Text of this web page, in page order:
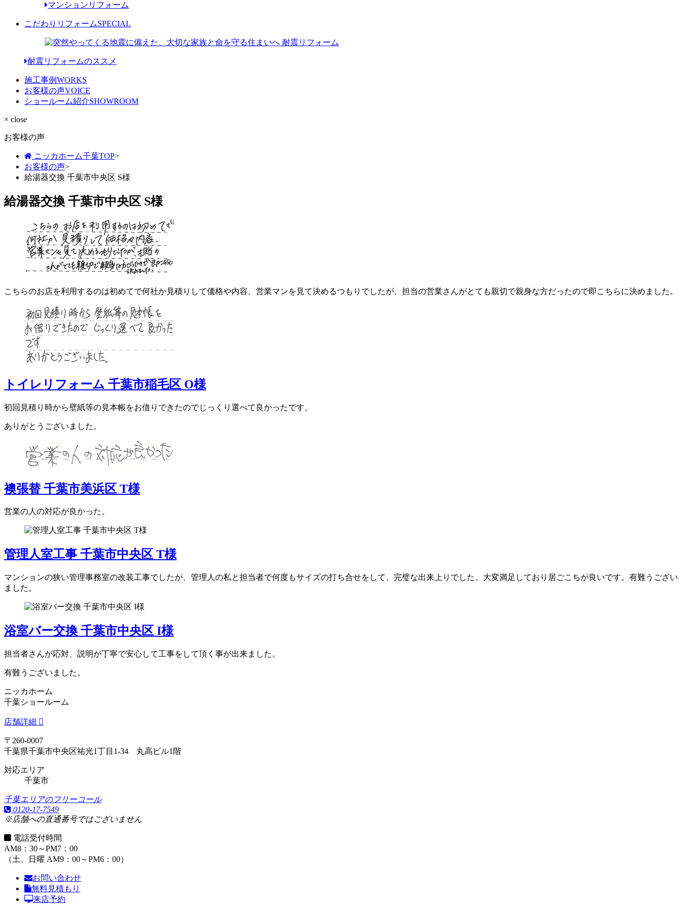
マンションリフォーム
こだわりリフォームSPECIAL
耐震リフォームのススメ
施工事例WORKS
お客様の声VOICE
ショールーム紹介SHOWROOM
× close
お客様の声
ニッカホーム千葉TOP>
お客様の声>
給湯器交換 千葉市中央区 S様
給湯器交換 千葉市中央区 S様
こちらのお店を利用するのは初めてで何社か見積りして価格や内容、営業マンを見て決めるつもりでしたが、担当の営業さんがとても親切で親身な方だったので即こちらに決めました。
トイレリフォーム 千葉市稲毛区 O様
初回見積り時から壁紙等の見本帳をお借りできたのでじっくり選べて良かったです。
ありがとうございました。
襖張替 千葉市美浜区 T様
営業の人の対応が良かった。
管理人室工事 千葉市中央区 T様
マンションの狭い管理事務室の改装工事でしたが、管理人の私と担当者で何度もサイズの打ち合せをして、完璧な出来上りでした。大変満足しており居ごこちが良いです。有難うござい
ました。
浴室バー交換 千葉市中央区 I様
担当者さんが応対、説明が丁寧で安心して工事をして頂く事が出来ました。
有難うございました。
ニッカホーム
千葉ショールーム
店舗詳細
〒260-0007
千葉県千葉市中央区祐光1丁目1-34 丸高ビル1階
対応エリア
千葉市
千葉エリアのフリーコール
0120-17-7549
※店舗への直通番号ではございません
電話受付時間
AM8：30～PM7：00
（土、日曜 AM9：00～PM6：00）
お問い合わせ
無料見積もり
来店予約